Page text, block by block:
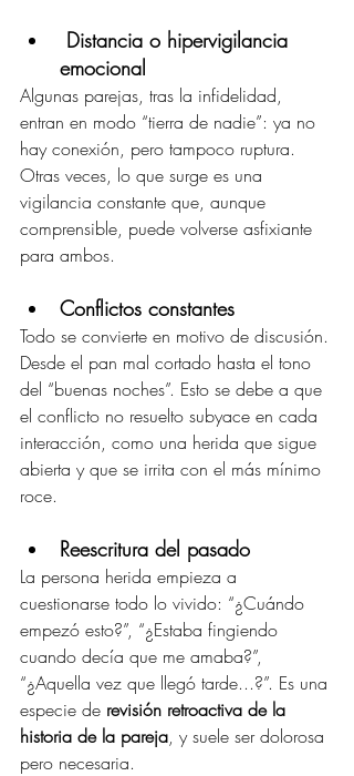
Distancia o hipervigilancia
emocional
Algunas parejas, tras la infidelidad,
entran en modo “tierra de nadie”: ya no
hay conexión, pero tampoco ruptura.
Otras veces, lo que surge es una
vigilancia constante que, aunque
comprensible, puede volverse asfixiante
para ambos.
Conflictos constantes
Todo se convierte en motivo de discusión.
Desde el pan mal cortado hasta el tono
del “buenas noches”. Esto se debe a que
el conflicto no resuelto subyace en cada
interacción, como una herida que sigue
abierta y que se irrita con el más mínimo
roce.
Reescritura del pasado
La persona herida empieza a
cuestionarse todo lo vivido: “¿Cuándo
empezó esto?”, “¿Estaba fingiendo
cuando decía que me amaba?”,
“¿Aquella vez que llegó tarde...?”. Es una
especie de revisión retroactiva de la
historia de la pareja, y suele ser dolorosa
pero necesaria.